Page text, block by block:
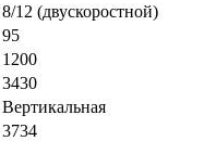
8/12 (двускоростной)
95
1200
3430
Вертикальная
3734